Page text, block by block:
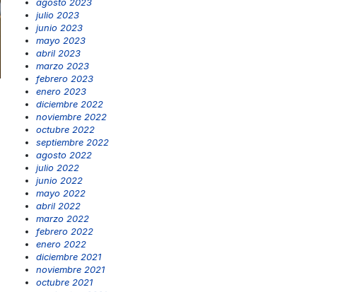
julio 2023
junio 2023
mayo 2023
abril 2023
marzo 2023
febrero 2023
enero 2023
diciembre 2022
noviembre 2022
octubre 2022
septiembre 2022
agosto 2022
julio 2022
junio 2022
mayo 2022
abril 2022
marzo 2022
febrero 2022
enero 2022
diciembre 2021
noviembre 2021
octubre 2021